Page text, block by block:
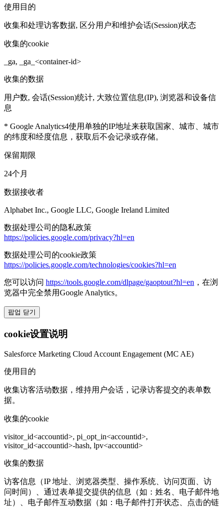
使用目的
收集和处理访客数据, 区分用户和维护会话(Session)状态
收集的cookie
_ga, _ga_<container-id>
收集的数据
用户数, 会话(Session)统计, 大致位置信息(IP), 浏览器和设备信
息
* Google Analytics4使用单独的IP地址来获取国家、城市、城市
的纬度和经度信息，获取后不会记录或存储。
保留期限
24个月
数据接收者
Alphabet Inc., Google LLC, Google Ireland Limited
数据处理公司的隐私政策
https://policies.google.com/privacy?hl=en
数据处理公司的cookie政策
https://policies.google.com/technologies/cookies?hl=en
您可以访问 https://tools.google.com/dlpage/gaoptout?hl=en ，在浏
览器中完全禁用Google Analytics。
팝업 닫기
cookie设置说明
Salesforce Marketing Cloud Account Engagement (MC AE)
使用目的
收集访客活动数据，维持用户会话，记录访客提交的表单数
据。
收集的cookie
visitor_id<accountid>, pi_opt_in<accountid>,
visitor_id<accountid>-hash, lpv<accountid>
收集的数据
访客信息（IP 地址、浏览器类型、操作系统、访问页面、访
问时间）、通过表单提交提供的信息（如：姓名、电子邮件地
址）、电子邮件互动数据（如：电子邮件打开状态、点击的链